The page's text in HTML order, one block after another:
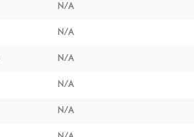
N/A
N/A
N/A
N/A
N/A